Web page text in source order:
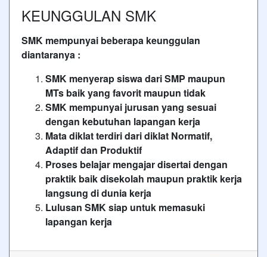
KEUNGGULAN SMK
SMK mempunyai beberapa keunggulan
diantaranya :
SMK menyerap siswa dari SMP maupun
MTs baik yang favorit maupun tidak
SMK mempunyai jurusan yang sesuai
dengan kebutuhan lapangan kerja
Mata diklat terdiri dari diklat Normatif,
Adaptif dan Produktif
Proses belajar mengajar disertai dengan
praktik baik disekolah maupun praktik kerja
langsung di dunia kerja
Lulusan SMK siap untuk memasuki
lapangan kerja